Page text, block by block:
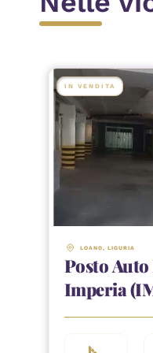
IN VENDITA
LOANO, LIGURIA
Posto
Imperia